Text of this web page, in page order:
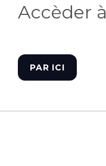
Accèder
PAR ICI